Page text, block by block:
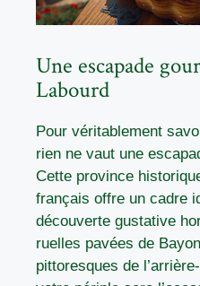
Une escapade
Labourd
Pour véritablement
rien ne vaut une
Cette province
français offre un cadre
découverte gustative
ruelles pavées de
pittoresques de